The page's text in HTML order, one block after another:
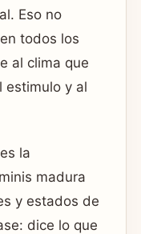
Eso no
todos los
al clima que
estimulo y al
la
madura
y estados de
dice lo que